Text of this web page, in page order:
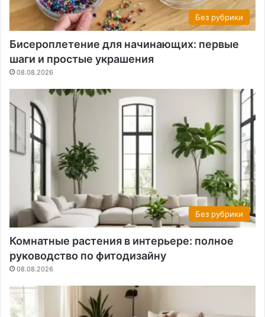
Без рубрики
Бисероплетение для начинающих: первые
шаги и простые украшения
08.08.2026
Без рубрики
Комнатные растения в интерьере: полное
руководство по фитодизайну
08.08.2026